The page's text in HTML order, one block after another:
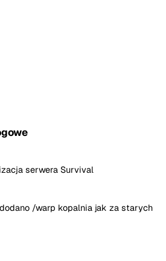
serwera Survival
dodano /warp kopalnia jak za starych